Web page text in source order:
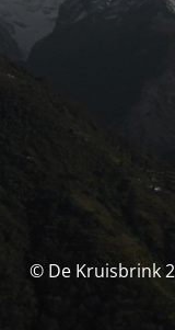
© De Kruisbrink